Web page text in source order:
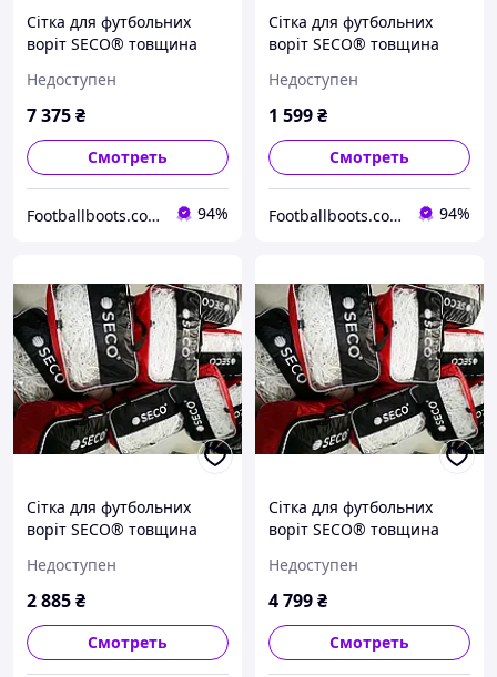
Сітка для футбольних
воріт SECO® товщина
7.4*2.5*1.5 м
Недоступен
7 375₴
Смотреть
Footballboots.com.ua 94%
Сітка для футбольних
воріт SECO® товщина
3.0*2.0*1.5 м
Недоступен
1 599₴
Смотреть
Footballboots.com.ua 94%
Сітка для футбольних
воріт SECO® товщина
3.0*2.0*1.5 м
Недоступен
2 885₴
Смотреть
Сітка для футбольних
воріт SECO® товщина
3.0*2.0*1.5 м
Недоступен
4 799₴
Смотреть